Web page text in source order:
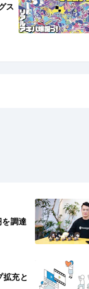
ス
調達
充と